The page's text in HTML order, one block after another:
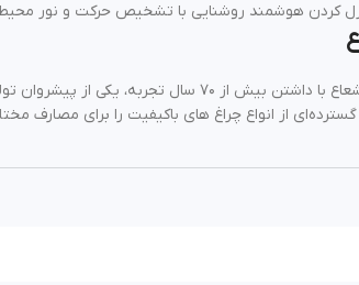
کردن هوشمند روشنایی با تشخیص حرکت و نور
گروه صنعتی شعاع با داشتن بیش از
گسترده‌ای از انواع چراغ‌ های باکیفیت را برای